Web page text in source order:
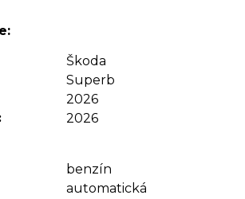
Škoda
Superb
2026
2026
benzín
automatická